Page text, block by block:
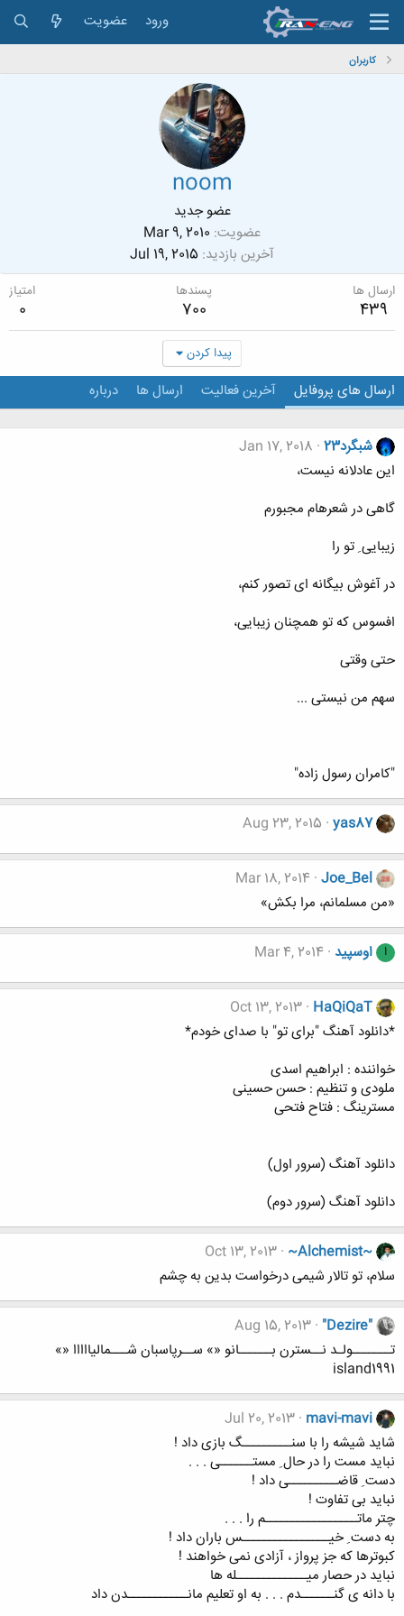
ورود عضویت
کاربران
noom
عضو جدید
عضویت Mar 9, 2010
آخرین بازدید Jul 19, 2015
ارسال ها
439
پسندها
700
امتیاز
0
پیدا کردن
ارسال های پروفایل آخرین فعالیت ارسال ها درباره
شبگرد23
Jan 17, 2018
این عادلانه نیست،
گاهی در شعرهام مجبورم
زیبایی ِ تو را
در آغوش بیگانه ای تصور کنم،
افسوس که تو همچنان زیبایی،
حتی وقتی
سهم من نیستی ...
"کامران رسول زاده"
yas87
Aug 23, 2015
Joe_Bel
Mar 18, 2014
«من مسلمانم، مرا بکش»
ا اوسپید Mar 4, 2014
HaQiQaT
Oct 13, 2013
*دانلود آهنگ "برای تو" با صدای خودم*
خواننده : ابراهیم اسدی
ملودی و تنظیم : حسن حسینی
مسترینگ : فتاح فتحی
دانلود آهنگ (سرور اول)
دانلود آهنگ (سرور دوم)
~Alchemist~
Oct 13, 2013
سلام، تو تالار شیمی درخواست بدین به چشم
"Dezire"
Aug 15, 2013
تـــــــولـد نــسترن بــــــانو «» ســرپاسبان شـــمالیااااا «»
island1991
mavi-mavi
Jul 20, 2013
شاید شیشه را با سنـــــــــگ بازی داد !
نباید مست را در حال ِ مستــــــی . . .
دست ِ قاضـــــــــی داد !
نباید بی تفاوت !
چتر ماتـــــــــــــــــم را . . .
به دست ِ خیــــــــــــــــس باران داد !
کبوترها که جز پرواز ، آزادی نمی خواهند !
نباید در حصار میـــــــــــــله ها
با دانه ی گنــــــدم . . . به او تعلیم مانـــــــــــدن داد